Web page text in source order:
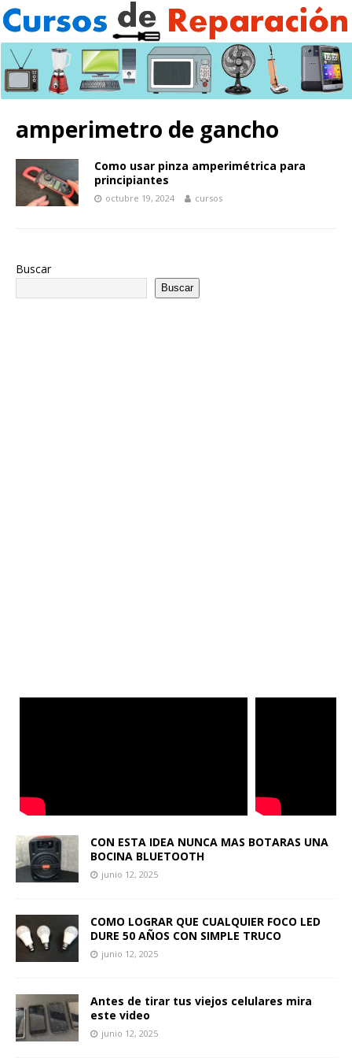
amperimetro de gancho
Como usar pinza amperimétrica para
principiantes
octubre 19, 2024 cursos
Buscar
Buscar
CON ESTA IDEA NUNCA MAS BOTARAS UNA
BOCINA BLUETOOTH
junio 12, 2025
COMO LOGRAR QUE CUALQUIER FOCO LED
DURE 50 AÑOS CON SIMPLE TRUCO
junio 12, 2025
Antes de tirar tus viejos celulares mira
este video
junio 12, 2025